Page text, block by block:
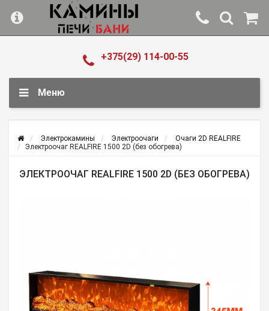
+375(29) 114-00-55
Меню
Электрокамины Электроочаги
Очаги 2D REALFIRE
Электроочаг REALFIRE 1500 2D (без обогрева)
ЭЛЕКТРООЧАГ REALFIRE 1500 2D (БЕЗ ОБОГРЕВА)